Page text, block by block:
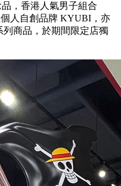
，香港人氣男子組合
人自創品牌 KYUBI，亦
商品，於期間限定店獨